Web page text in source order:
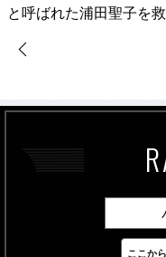
と呼ばれた浦田聖子を
ここか